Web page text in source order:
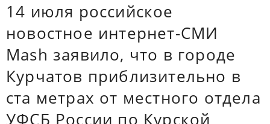
14 июля российское
новостное интернет-СМИ
Mash заявило, что в городе
Курчатов приблизительно в
ста метрах от местного отдела
УФСБ России по Курской